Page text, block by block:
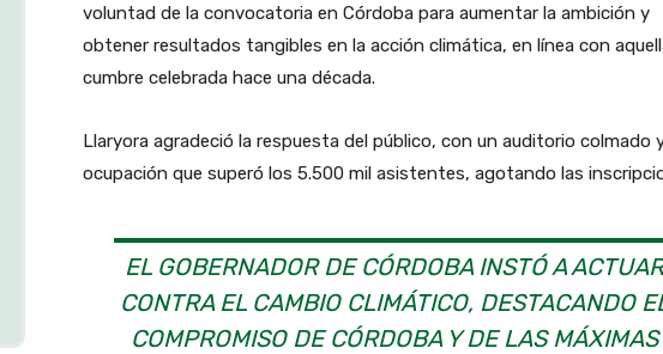
voluntad de la convocatoria en Córdoba para aumentar la ambición y
obtener resultados tangibles en la acción climática, en línea con
cumbre celebrada hace una década.
Llaryora agradeció la respuesta del público, con un auditorio colmado
ocupación que superó los 5.500 mil asistentes, agotando las
EL GOBERNADOR DE CÓRDOBA INSTÓ A ACTUAR
CONTRA EL CAMBIO CLIMÁTICO, DESTACANDO
COMPROMISO DE CÓRDOBA Y DE LAS MÁXIMAS